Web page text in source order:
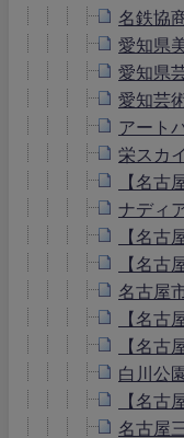
名鉄協
愛知県
愛知県
愛知芸
アート
栄スカ
【名古
ナディ
【名古
【名古
名古屋
【名古
【名古
白川公
【名古
名古屋